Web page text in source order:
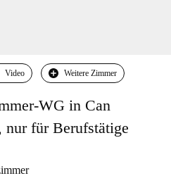
Video Weitere Zimmer
WG in Can
nur für Berufstätige